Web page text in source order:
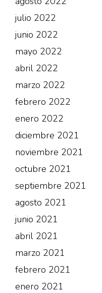
julio 2022
junio 2022
mayo 2022
abril 2022
marzo 2022
febrero 2022
enero 2022
diciembre 2021
noviembre 2021
octubre 2021
septiembre 2021
agosto 2021
junio 2021
abril 2021
marzo 2021
febrero 2021
enero 2021